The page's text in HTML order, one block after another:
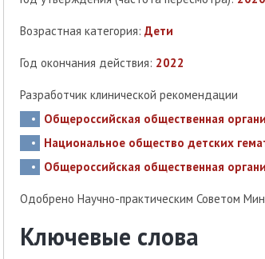
Возрастная категория: Дети
Год окончания действия: 2022
Разработчик клинической рекомендации
Общероссийская общественная
Национальное общество детских
Общероссийская общественная
Одобрено Научно-практическим Советом
Ключевые слова